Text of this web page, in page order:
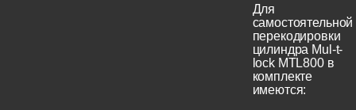
Для
самостоятельной
перекодировки
цилиндра Mul-t-
lock MTL800 в
комплекте
имеются: